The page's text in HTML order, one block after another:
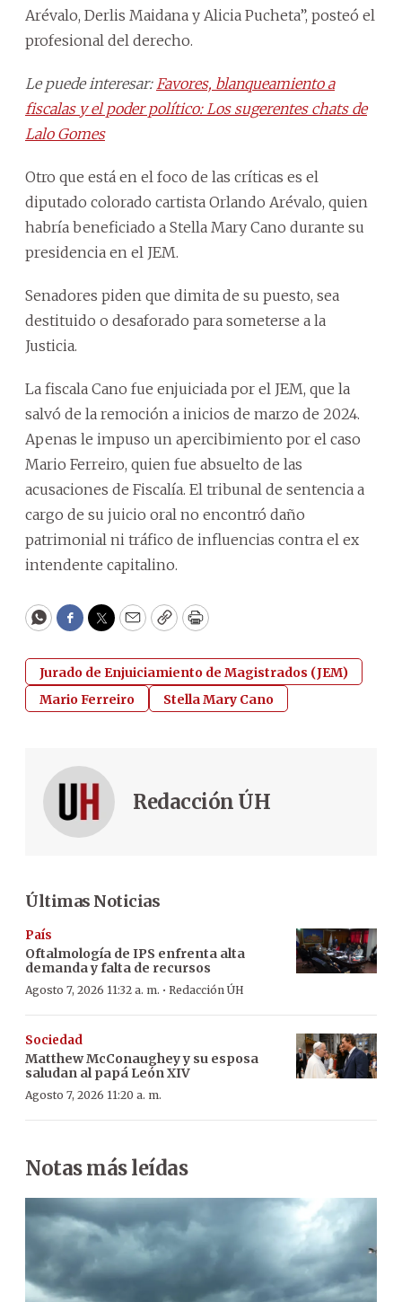
Arévalo, Derlis Maidana y Alicia Pucheta”, posteó el
profesional del derecho.
Le puede interesar: Favores, blanqueamiento a
fiscalas y el poder político: Los sugerentes chats de
Lalo Gomes
Otro que está en el foco de las críticas es el
diputado colorado cartista Orlando Arévalo, quien
habría beneficiado a Stella Mary Cano durante su
presidencia en el JEM.
Senadores piden que dimita de su puesto, sea
destituido o desaforado para someterse a la
Justicia.
La fiscala Cano fue enjuiciada por el JEM, que la
salvó de la remoción a inicios de marzo de 2024.
Apenas le impuso un apercibimiento por el caso
Mario Ferreiro, quien fue absuelto de las
acusaciones de Fiscalía. El tribunal de sentencia a
cargo de su juicio oral no encontró daño
patrimonial ni tráfico de influencias contra el ex
intendente capitalino.
WhatsApp
Facebook
Twitter
EmailCopyPrint
Jurado de Enjuiciamiento de Magistrados (JEM)
Mario Ferreiro
Stella Mary Cano
Redacción ÚH
Últimas Noticias
País
Oftalmología de IPS enfrenta alta
demanda y falta de recursos
Agosto 7, 2026 11:32 a. m. · Redacción ÚH
Sociedad
Matthew McConaughey y su esposa
saludan al papá León XIV
Agosto 7, 2026 11:20 a. m.
Notas más leídas